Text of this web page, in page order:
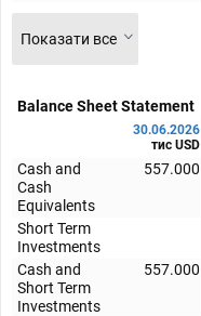
Показати все
Balance Sheet Statement
30.06.2026
тис USD
Cash and
Cash
Equivalents
557.000
Short Term
Investments
Cash and
Short Term
Investments
557.000